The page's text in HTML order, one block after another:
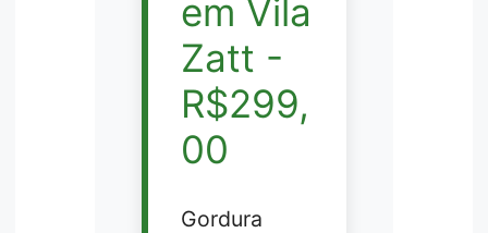
em Vila
Zatt -
R$299,
00
Gordura